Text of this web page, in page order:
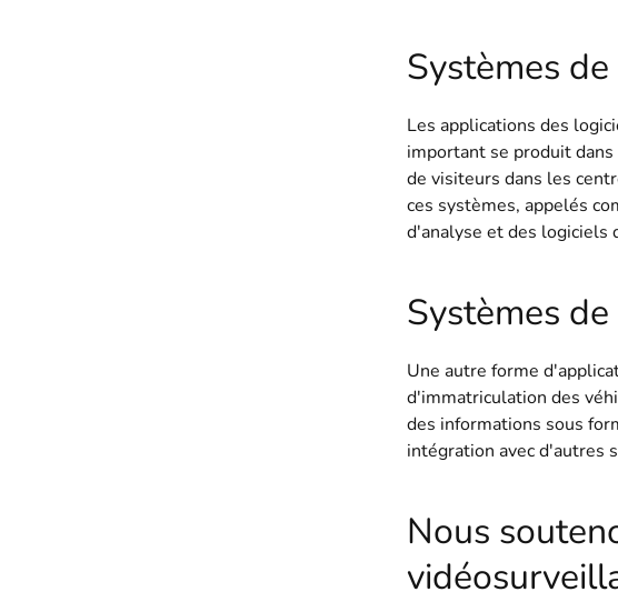
Systèmes
Les applications des
important se produit
de visiteurs dans les
ces systèmes, appelés
d'analyse et des logiciels
Systèmes
Une autre forme
d'immatriculation des
des informations sous
intégration avec d'autres
Nous